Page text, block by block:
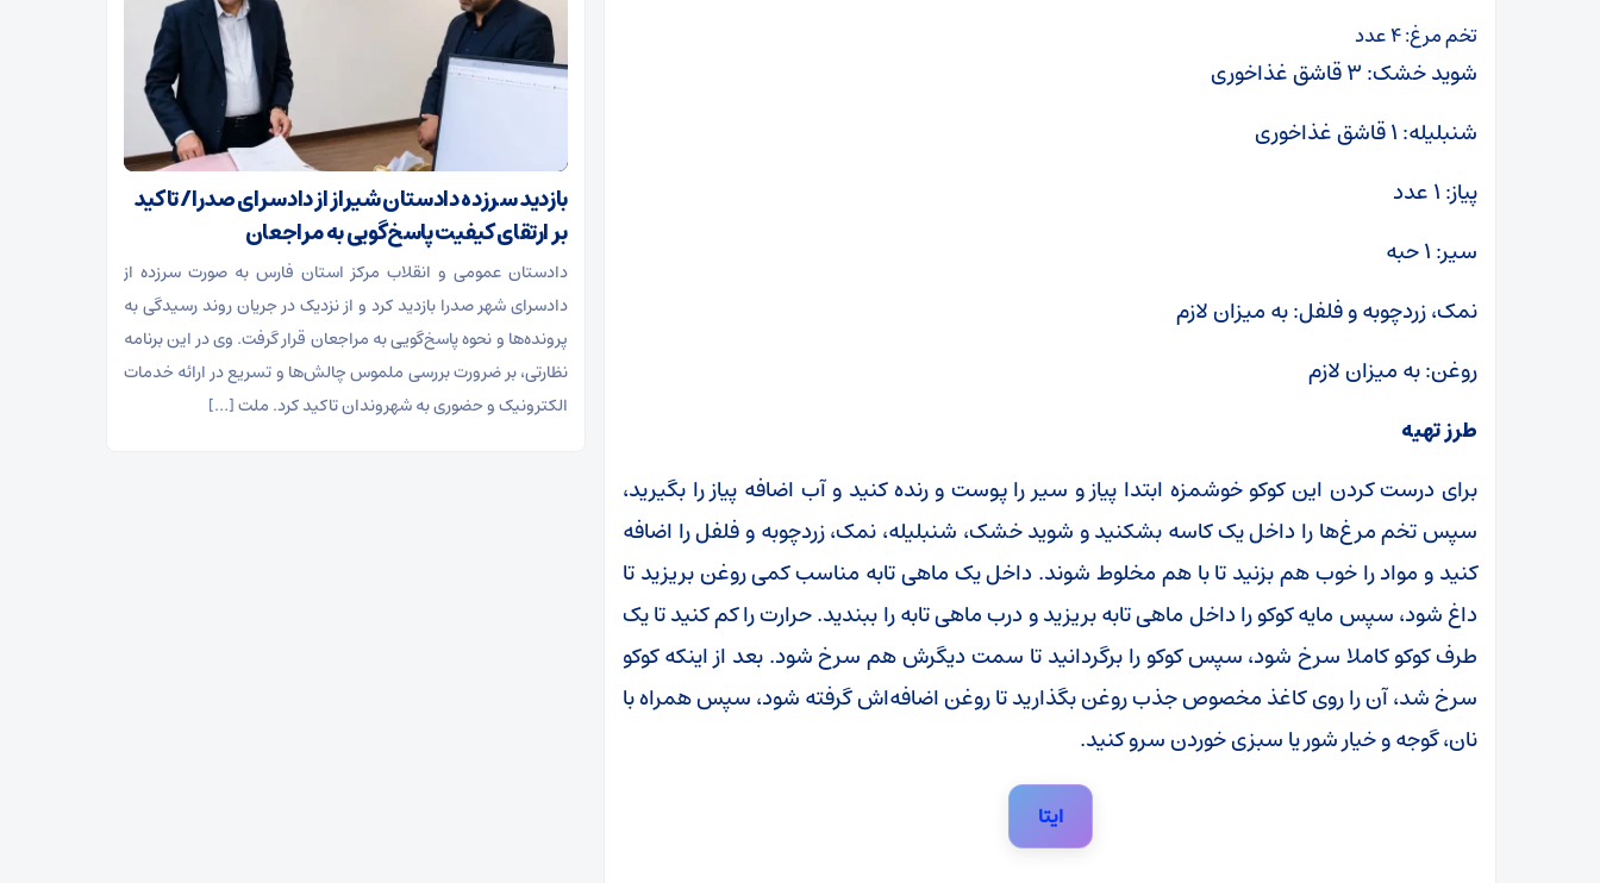
تخم مرغ: ۴ عدد
شوید خشک: ۳ قاشق غذاخوری
شنبلیله: ۱ قاشق غذاخوری
پیاز: ۱ عدد
سیر: ۱ حبه
نمک، زردچوبه و فلفل: به میزان لازم
روغن: به میزان لازم
طرز تهیه
برای درست کردن این کوکو خوشمزه ابتدا پیاز و سیر را پوست و رنده کنید و آب اضافه پیاز را بگیرید،
سپس تخم مرغ‌ها را داخل یک کاسه بشکنید و شوید خشک، شنبلیله، نمک، زردچوبه و فلفل را اضافه
کنید و مواد را خوب هم بزنید تا با هم مخلوط شوند. داخل یک ماهی تابه مناسب کمی روغن بریزید تا
داغ شود، سپس مایه کوکو را داخل ماهی تابه بریزید و درب ماهی تابه را ببندید. حرارت را کم کنید تا یک
طرف کوکو کاملا سرخ شود، سپس کوکو را برگردانید تا سمت دیگرش هم سرخ شود. بعد از اینکه کوکو
سرخ شد، آن را روی کاغذ مخصوص جذب روغن بگذارید تا روغن اضافه‌اش گرفته شود، سپس همراه با
نان، گوجه و خیار شور یا سبزی خوردن سرو کنید.
ایتا
بازدید سرزده دادستان شیراز از دادسرای صدرا/ تاکید
بر ارتقای کیفیت پاسخ‌گویی به مراجعان
دادستان عمومی و انقلاب مرکز استان فارس به صورت سرزده از
دادسرای شهر صدرا بازدید کرد و از نزدیک در جریان روند رسیدگی به
پرونده‌ها و نحوه پاسخ‌گویی به مراجعان قرار گرفت. وی در این برنامه
نظارتی، بر ضرورت بررسی ملموس چالش‌ها و تسریع در ارائه خدمات
الکترونیک و حضوری به شهروندان تاکید کرد. ملت […]